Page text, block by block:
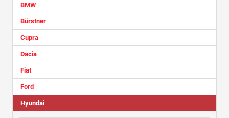
BMW
Bürstner
Cupra
Dacia
Fiat
Ford
Hyundai